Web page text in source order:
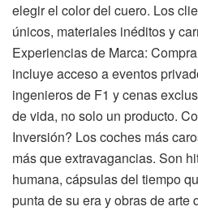
elegir el color del cuero. Los
únicos, materiales inéditos y
Experiencias de Marca:
incluye acceso a eventos
ingenieros de F1 y cenas
de vida, no solo un producto.
Inversión? Los coches más
más que extravagancias. Son
humana, cápsulas del tiempo
punta de su era y obras de arte